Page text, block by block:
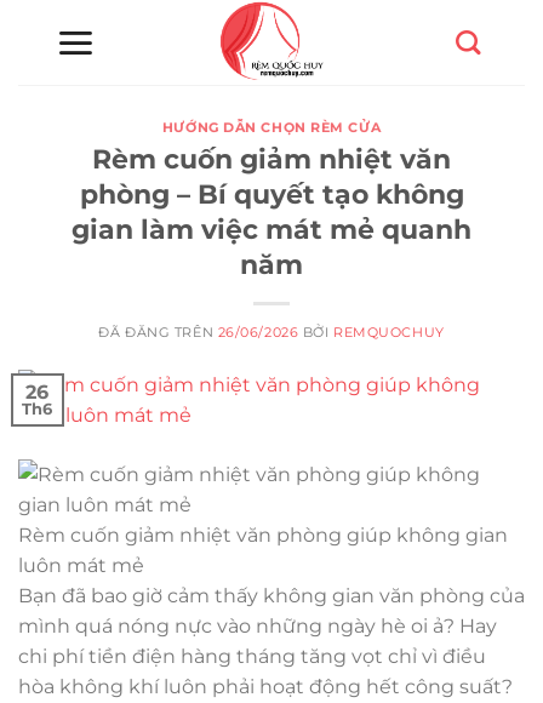
HƯỚNG DẪN CHỌN RÈM CỬA
Rèm cuốn giảm nhiệt văn
phòng – Bí quyết tạo không
gian làm việc mát mẻ quanh
năm
ĐÃ ĐĂNG TRÊN 26/06/2026 BỞI REMQUOCHUY
26
Th6
Rèm cuốn giảm nhiệt văn phòng giúp không gian
luôn mát mẻ
Bạn đã bao giờ cảm thấy không gian văn phòng của
mình quá nóng nực vào những ngày hè oi ả? Hay
chi phí tiền điện hàng tháng tăng vọt chỉ vì điều
hòa không khí luôn phải hoạt động hết công suất?